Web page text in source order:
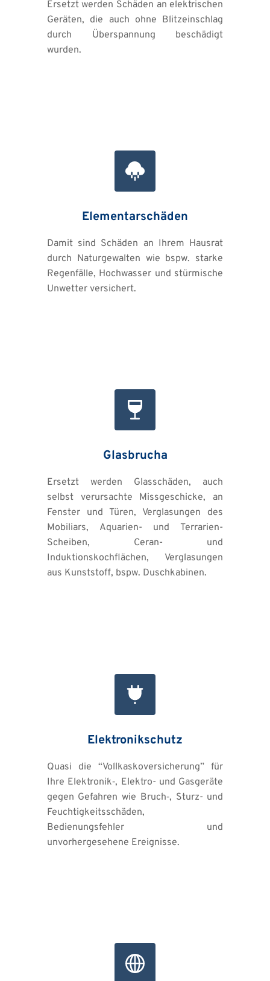
Ersetzt werden Schäden an elektrischen
Geräten, die auch ohne Blitzeinschlag
durch Überspannung beschädigt
wurden.
Elementarschäden
Damit sind Schäden an Ihrem Hausrat
durch Naturgewalten wie bspw. starke
Regenfälle, Hochwasser und stürmische
Unwetter versichert.
Glasbrucha
Ersetzt werden Glasschäden, auch
selbst verursachte Missgeschicke, an
Fenster und Türen, Verglasungen des
Mobiliars, Aquarien- und Terrarien-
Scheiben, Ceran- und
Induktionskochflächen, Verglasungen
aus Kunststoff, bspw. Duschkabinen.
Elektronikschutz
Quasi die “Vollkaskoversicherung” für
Ihre Elektronik‑, Elektro- und Gasgeräte
gegen Gefahren wie Bruch‑, Sturz- und
Feuchtigkeitsschäden,
Bedienungsfehler und
unvorhergesehene Ereignisse.